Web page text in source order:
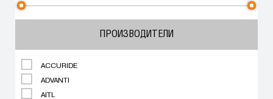
ПРОИЗВОДИТЕЛИ
ACCURIDE
ADVANTI
AITL